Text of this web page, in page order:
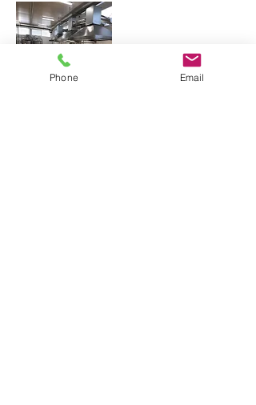
Phone Email